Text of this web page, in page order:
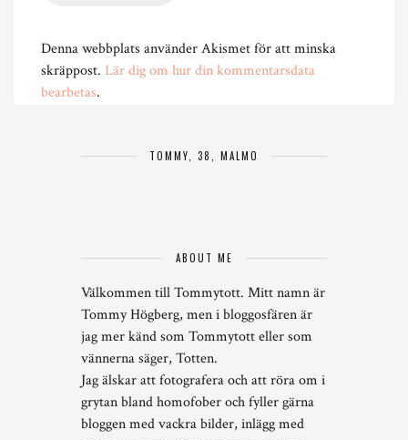
Denna webbplats använder Akismet för att minska
skräppost. Lär dig om hur din kommentarsdata
bearbetas.
TOMMY, 38, MALMÖ
ABOUT ME
Välkommen till Tommytott. Mitt namn är
Tommy Högberg, men i bloggosfären är
jag mer känd som Tommytott eller som
vännerna säger, Totten.
Jag älskar att fotografera och att röra om i
grytan bland homofober och fyller gärna
bloggen med vackra bilder, inlägg med